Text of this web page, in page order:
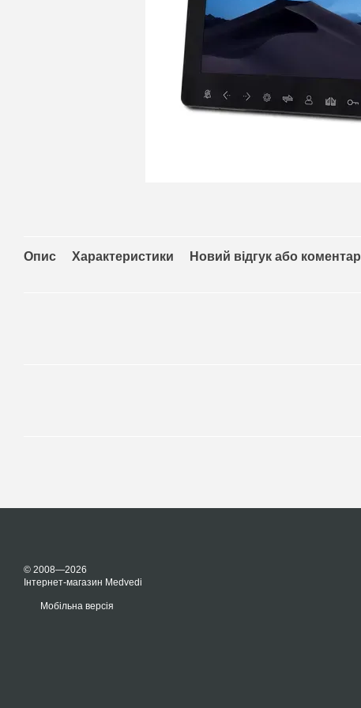
Опис Характеристики Новий відгук або коментар
© 2008—2026
Інтернет-магазин Medvedi
Мобільна версія